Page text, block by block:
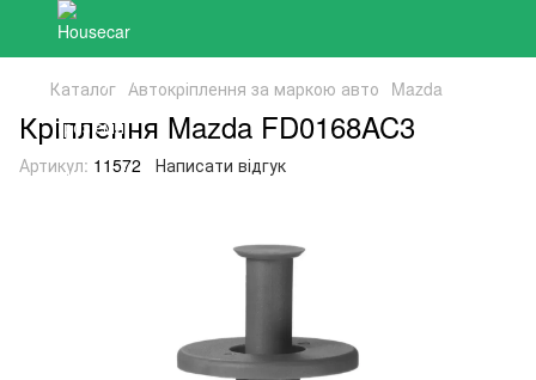
Каталог Автокріплення за маркою авто Mazda
Кріплення Mazda FD0168AC3
Артикул: 11572 Написати відгук